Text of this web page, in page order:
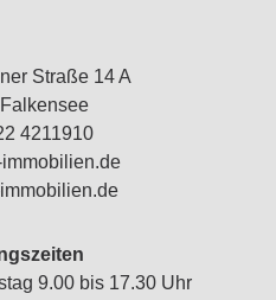
Straße 14 A
4211910
9.00 bis 17.30 Uhr